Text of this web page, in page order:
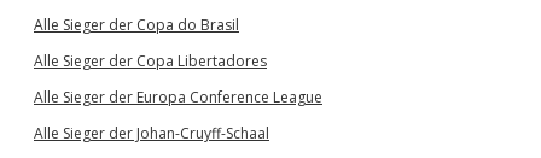
Alle Sieger der Copa do Brasil
Alle Sieger der Copa Libertadores
Alle Sieger der Europa Conference League
Alle Sieger der Johan-Cruyff-Schaal